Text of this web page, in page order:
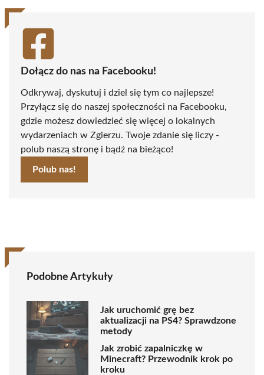
Dołącz do nas na Facebooku!
Odkrywaj, dyskutuj i dziel się tym co najlepsze!
Przyłącz się do naszej społeczności na Facebooku,
gdzie możesz dowiedzieć się więcej o lokalnych
wydarzeniach w Zgierzu. Twoje zdanie się liczy -
polub naszą stronę i bądź na bieżąco!
Polub nas!
Podobne Artykuły
Jak uruchomić grę bez
aktualizacji na PS4? Sprawdzone
metody
Jak zrobić zapalniczkę w
Minecraft? Przewodnik krok po
kroku